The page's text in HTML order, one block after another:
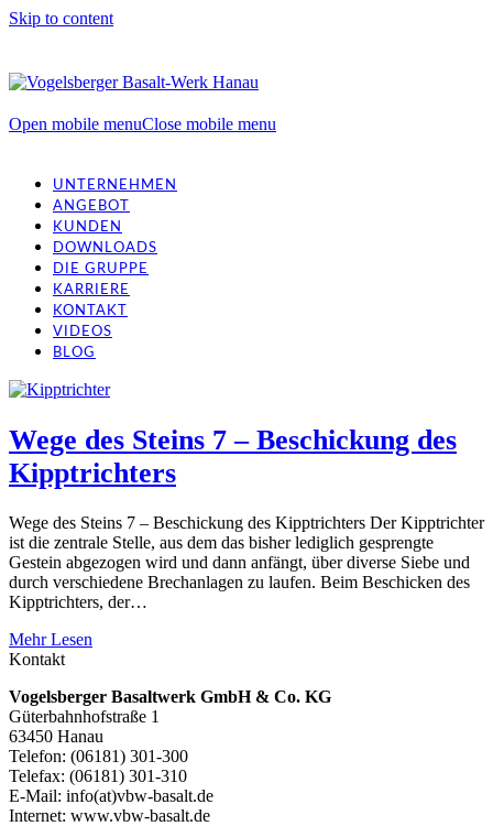
Skip to content
Open mobile menuClose mobile menu
UNTERNEHMEN
ANGEBOT
KUNDEN
DOWNLOADS
DIE GRUPPE
KARRIERE
KONTAKT
VIDEOS
BLOG
Wege des Steins 7 – Beschickung des
Kipptrichters
Wege des Steins 7 – Beschickung des Kipptrichters Der Kipptrichter
ist die zentrale Stelle, aus dem das bisher lediglich gesprengte
Gestein abgezogen wird und dann anfängt, über diverse Siebe und
durch verschiedene Brechanlagen zu laufen. Beim Beschicken des
Kipptrichters, der…
Mehr Lesen
Kontakt
Vogelsberger Basaltwerk GmbH & Co. KG
Güterbahnhofstraße 1
63450 Hanau
Telefon: (06181) 301-300
Telefax: (06181) 301-310
E-Mail: info(at)vbw-basalt.de
Internet: www.vbw-basalt.de